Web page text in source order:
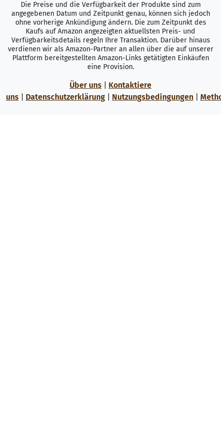
Die Preise und die Verfügbarkeit der Produkte sind zum
angegebenen Datum und Zeitpunkt genau, können sich jedoch
ohne vorherige Ankündigung ändern. Die zum Zeitpunkt des
Kaufs auf Amazon angezeigten aktuellsten Preis- und
Verfügbarkeitsdetails regeln Ihre Transaktion. Darüber hinaus
verdienen wir als Amazon-Partner an allen über die auf unserer
Plattform bereitgestellten Amazon-Links getätigten Einkäufen
eine Provision.
Über uns
Kontaktiere
uns
Datenschutzerklärung Nutzungsbedingungen